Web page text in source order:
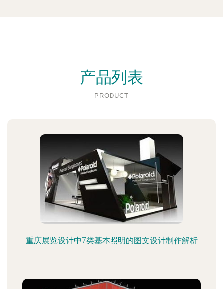
产品列表
PRODUCT
重庆展览设计中7类基本照明的图文设计制作解析